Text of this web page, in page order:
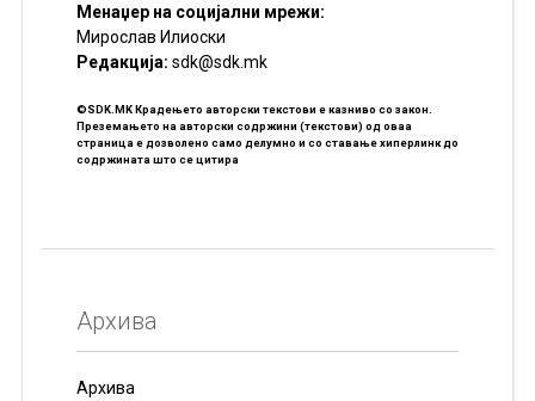
Менаџер на социјални мрежи:
Мирослав Илиоски
Редакцијa: sdk@sdk.mk
©SDK.MK Крадењето авторски текстови е казниво со закон.
Преземањето на авторски содржини (текстови) од оваа
страница е дозволено само делумно и со ставање хиперлинк до
содржината што се цитира
Архива
Архива